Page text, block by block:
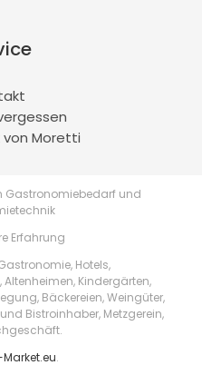
von Moretti
Gastronomiebedarf und
Erfahrung
Hotels,
Kindergärten,
Bäckereien, Weingüter,
Bistroinhaber, Metzgerein,
.